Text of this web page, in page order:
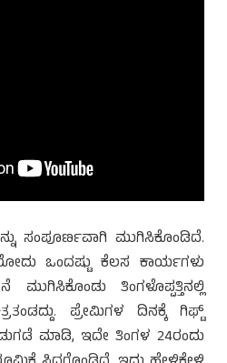
ಸಂಪೂರ್ಣವಾಗಿ ಮುಗಿಸಿಕೊಂಡಿದೆ.
ಒಂದಷ್ಟು ಕೆಲಸ ಕಾರ್ಯಗಳು
ತಿಂಗಳೊಪ್ಪತ್ತಿನಲ್ಲಿ
ಪ್ರೇಮಿಗಳ ದಿನಕ್ಕೆ ಗಿಫ್ಟ್
ಮಾಡಿ, ಇದೇ ತಿಂಗಳ 24ರಂದು